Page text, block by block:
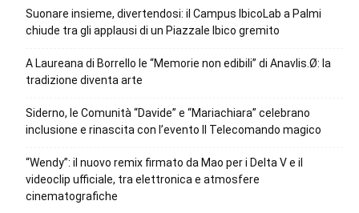
Suonare insieme, divertendosi: il Campus IbicoLab a Palmi
chiude tra gli applausi di un Piazzale Ibico gremito
A Laureana di Borrello le “Memorie non edibili” di Anavlis.Ø: la
tradizione diventa arte
Siderno, le Comunità “Davide” e “Mariachiara” celebrano
inclusione e rinascita con l’evento Il Telecomando magico
“Wendy”: il nuovo remix firmato da Mao per i Delta V e il
videoclip ufficiale, tra elettronica e atmosfere
cinematografiche